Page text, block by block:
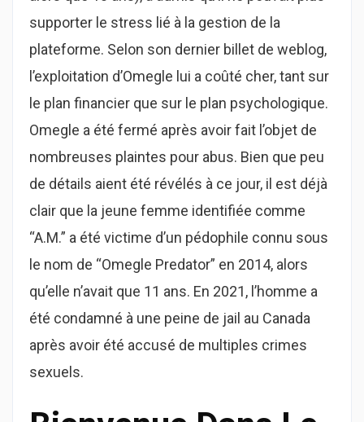
supporter le stress lié à la gestion de la
plateforme. Selon son dernier billet de weblog,
l’exploitation d’Omegle lui a coûté cher, tant sur
le plan financier que sur le plan psychologique.
Omegle a été fermé après avoir fait l’objet de
nombreuses plaintes pour abus. Bien que peu
de détails aient été révélés à ce jour, il est déjà
clair que la jeune femme identifiée comme
“A.M.” a été victime d’un pédophile connu sous
le nom de “Omegle Predator” en 2014, alors
qu’elle n’avait que 11 ans. En 2021, l’homme a
été condamné à une peine de jail au Canada
après avoir été accusé de multiples crimes
sexuels.